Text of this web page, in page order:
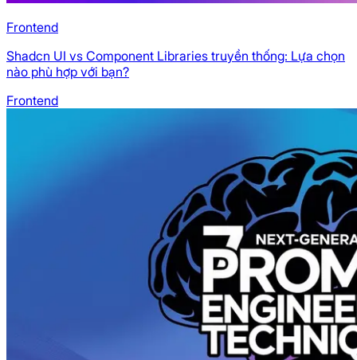
Frontend
Shadcn UI vs Component Libraries truyền thống: Lựa chọn
nào phù hợp với bạn?
Frontend